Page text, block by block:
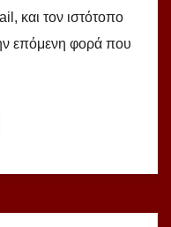
και τον ιστότοπο
επόμενη φορά που